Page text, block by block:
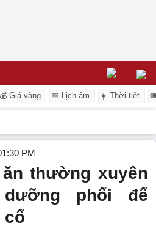
💰 Giá vàng 📅 Lịch âm ☀️ Thời tiết
PM
thường xuyên
phổi để
cổ